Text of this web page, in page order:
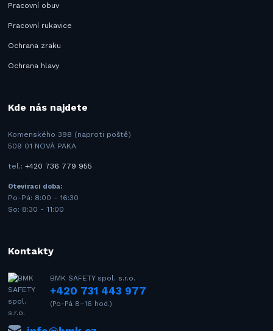
Pracovní obuv
Pracovní rukavice
Ochrana zraku
Ochrana hlavy
Kde nás najdete
Komenského 398 (naproti poště)
509 01 NOVÁ PAKA
tel.:+420 736 779 955
Otevírací doba:
Po-Pá: 8:00 - 16:30
So: 8:30 - 11:00
Kontakty
BMK SAFETY spol. s.r.o.
+420 731 443 977
(Po-Pá 8–16 hod.)